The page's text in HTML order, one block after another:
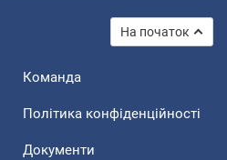
На початок
Команда
Політика конфіденційності
Документи